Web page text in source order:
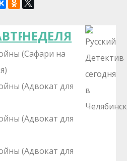
НЕДЕЛЯ
(Сафари на
(Адвокат для
(Адвокат для
(Адвокат для